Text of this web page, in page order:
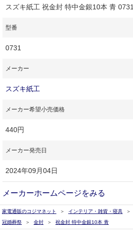
スズキ紙工 祝金封 特中金銀10本 青 0731
型番
0731
メーカー
スズキ紙工
メーカー希望小売価格
440円
メーカー発売日
2024年09月04日
メーカーホームページをみる
家電通販のコジマネット インテリア・雑貨・寝具
冠婚葬祭
金封 祝金封 特中金銀10本 青